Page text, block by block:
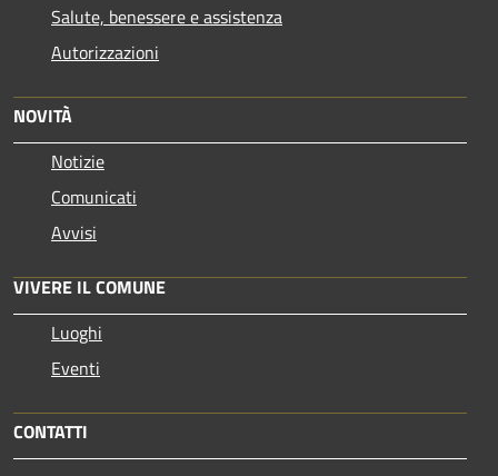
Salute, benessere e assistenza
Autorizzazioni
NOVITÀ
Notizie
Comunicati
Avvisi
VIVERE IL COMUNE
Luoghi
Eventi
CONTATTI